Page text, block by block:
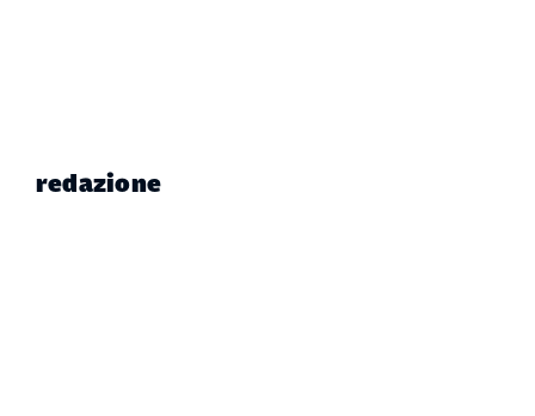
redazione